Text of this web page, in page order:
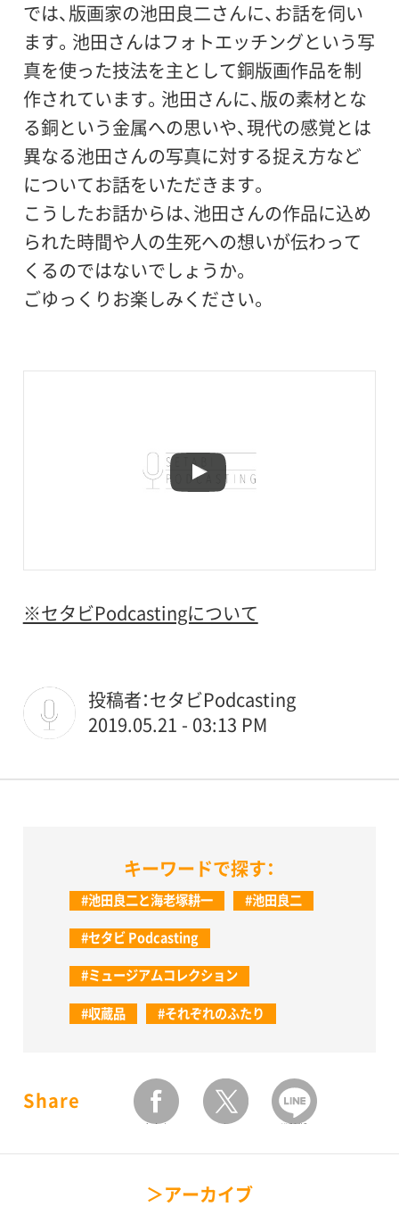
では、版画家の池田良二さんに、お話を伺い
ます。池田さんはフォトエッチングという写
真を使った技法を主として銅版画作品を制
作されています。池田さんに、版の素材とな
る銅という金属への思いや、現代の感覚とは
異なる池田さんの写真に対する捉え方など
についてお話をいただきます。
こうしたお話からは、池田さんの作品に込め
られた時間や人の生死への想いが伝わって
くるのではないでしょうか。
ごゆっくりお楽しみください。
※セタビPodcastingについて
投稿者：セタビPodcasting
2019.05.21 - 03:13 PM
キーワードで探す：
#池田良二と海老塚耕一 #池田良二
#セタビ Podcasting
#ミュージアムコレクション
#収蔵品 #それぞれのふたり
Share
アーカイブ